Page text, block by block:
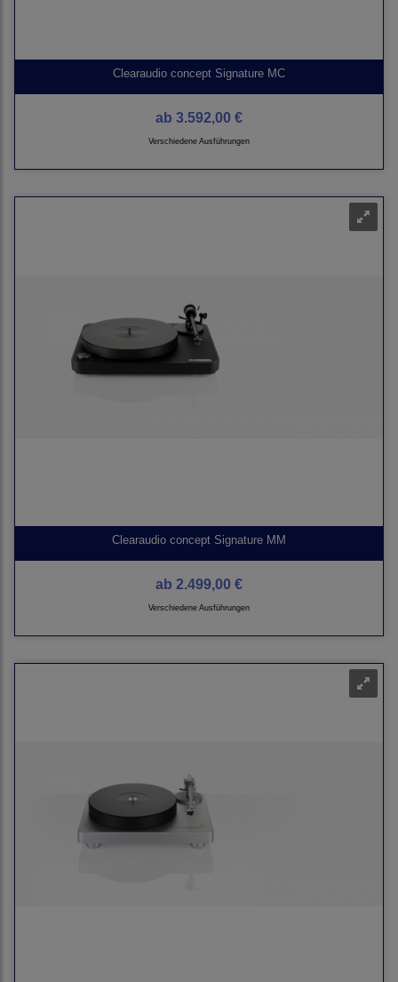
Clearaudio concept Signature MC
ab 3.592,00 €
Verschiedene Ausführungen
Clearaudio concept Signature MM
ab 2.499,00 €
Verschiedene Ausführungen